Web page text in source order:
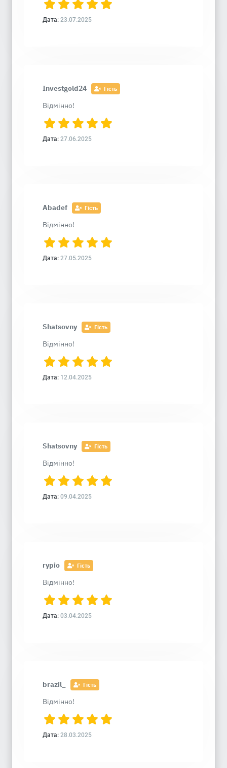
Дата: 23.07.2025
Investgold24 Гість
Відмінно!
Дата: 27.06.2025
Abadef Гість
Відмінно!
Дата: 27.05.2025
Shatsovny Гість
Відмінно!
Дата: 12.04.2025
Shatsovny Гість
Відмінно!
Дата: 09.04.2025
rypio Гість
Відмінно!
Дата: 03.04.2025
brazil_ Гість
Відмінно!
Дата: 28.03.2025